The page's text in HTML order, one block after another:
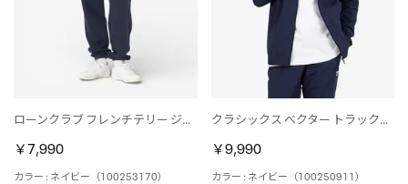
ローンクラブ フレンチテリー ジョガーパンツ / LAWN CLUB FRENCH TERRY JOGGER （ネイビー）
￥7,990
カラー : ネイビー（100253170）
クラシックス ベクター トラックトップ / CL F FR TRACKTOP （ネイビー）
￥9,990
カラー : ネイビー（100250911）